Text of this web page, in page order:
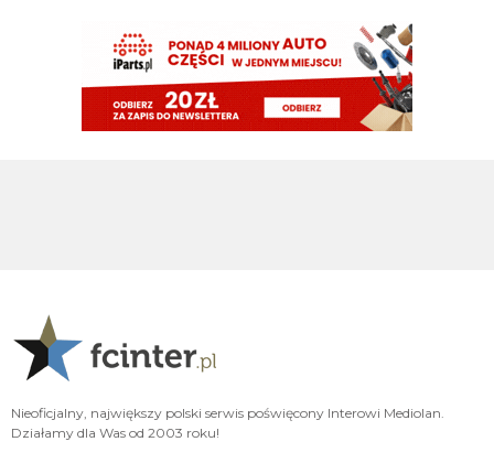
08.08.2026 15:03
diouf ma fajny pęd na bramke
08.08.2026 15:03
Ty nazwałeś go plackiem przypominam
ragnar 08.08.2026 15:02
Ładnie Bovio czy jak mu tam skubnał
VVujek 08.08.2026 15:02
Diouf pan piłkarz ,a niektórzy chcieli się go już pozbyć xdd
Nieoficjalny, największy polski serwis poświęcony Interowi Mediolan.
Działamy dla Was od 2003 roku!